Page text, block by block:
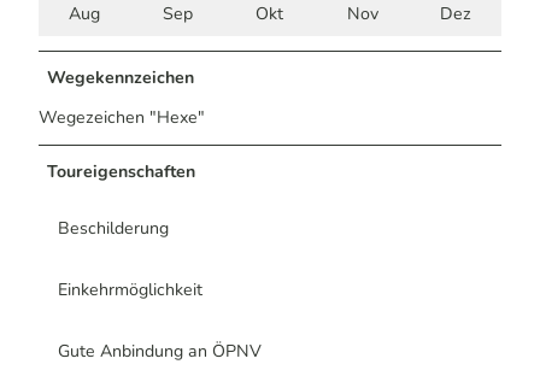
Aug Sep Okt Nov Dez
Wegekennzeichen
Wegezeichen "Hexe"
Toureigenschaften
Beschilderung
Einkehrmöglichkeit
Gute Anbindung an ÖPNV